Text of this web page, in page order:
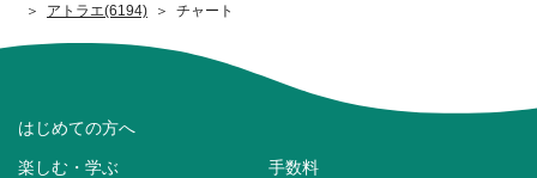
アトラエ(6194)
チャート
はじめての方へ
楽しむ・学ぶ 手数料